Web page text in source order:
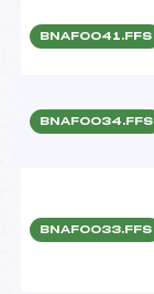
BNAF0041.FFS
BNAF0034.FFS
BNAF0033.FFS